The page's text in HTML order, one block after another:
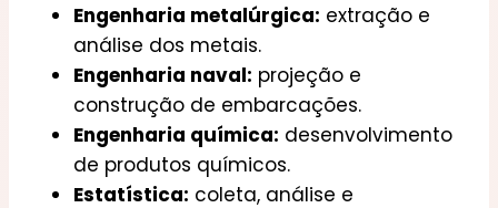
Engenharia metalúrgica: extração e
análise dos metais.
Engenharia naval: projeção e
construção de embarcações.
Engenharia química: desenvolvimento
de produtos químicos.
Estatística: coleta, análise e